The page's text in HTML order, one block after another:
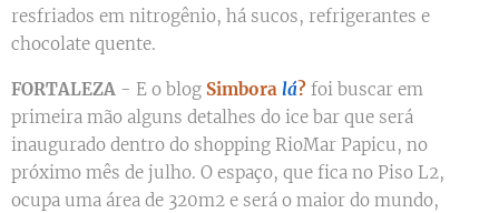
resfriados em nitrogênio, há sucos, refrigerantes e
chocolate quente.
FORTALEZA - E o blog Simbora lá? foi buscar em
primeira mão alguns detalhes do ice bar que será
inaugurado dentro do shopping RioMar Papicu, no
próximo mês de julho. O espaço, que fica no Piso L2,
ocupa uma área de 320m2 e será o maior do mundo,